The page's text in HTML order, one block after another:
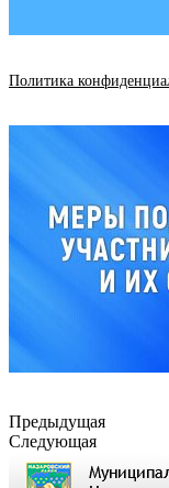
Политика
Предыдущая
Следующая